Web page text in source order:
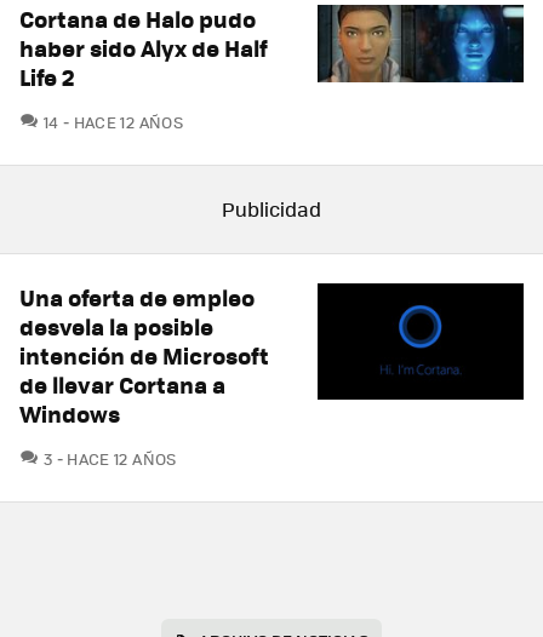
Cortana de Halo pudo
haber sido Alyx de Half
Life 2
14 COMENTARIOS
HACE 12 AÑOS
Una oferta de empleo
desvela la posible
intención de Microsoft
de llevar Cortana a
Windows
3 COMENTARIOS
HACE 12 AÑOS